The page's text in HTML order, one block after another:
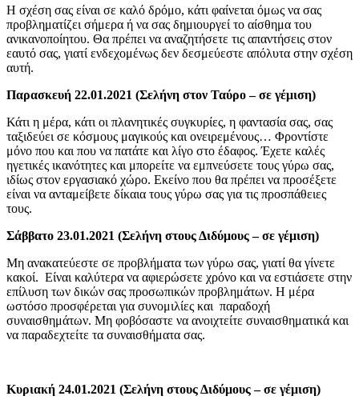
Η σχέση σας είναι σε καλό δρόμο, κάτι φαίνεται όμως να σας
προβληματίζει σήμερα ή να σας δημιουργεί το αίσθημα του
ανικανοποίητου. Θα πρέπει να αναζητήσετε τις απαντήσεις στον
εαυτό σας, γιατί ενδεχομένως δεν δεσμεύεστε απόλυτα στην σχέση
αυτή.
Παρασκευή 22.01.2021 (Σελήνη στον Ταύρο – σε γέμιση)
Κάτι η μέρα, κάτι οι πλανητικές συγκυρίες, η φαντασία σας, σας
ταξιδεύει σε κόσμους μαγικούς και ονειρεμένους… Φροντίστε
μόνο που και που να πατάτε και λίγο στο έδαφος. Έχετε καλές
ηγετικές ικανότητες και μπορείτε να εμπνεύσετε τους γύρω σας,
ιδίως στον εργασιακό χώρο. Εκείνο που θα πρέπει να προσέξετε
είναι να ανταμείβετε δίκαια τους γύρω σας για τις προσπάθειες
τους.
Σάββατο 23.01.2021 (Σελήνη στους Διδύμους – σε γέμιση)
Μη ανακατεύεστε σε προβλήματα των γύρω σας, γιατί θα γίνετε
κακοί. Είναι καλύτερα να αφιερώσετε χρόνο και να εστιάσετε στην
επίλυση των δικών σας προσωπικών προβλημάτων. Η μέρα
ωστόσο προσφέρεται για συνομιλίες και παραδοχή
συναισθημάτων. Μη φοβόσαστε να ανοιχτείτε συναισθηματικά και
να παραδεχτείτε τα συναισθήματα σας.
Κυριακή 24.01.2021 (Σελήνη στους Διδύμους – σε γέμιση)